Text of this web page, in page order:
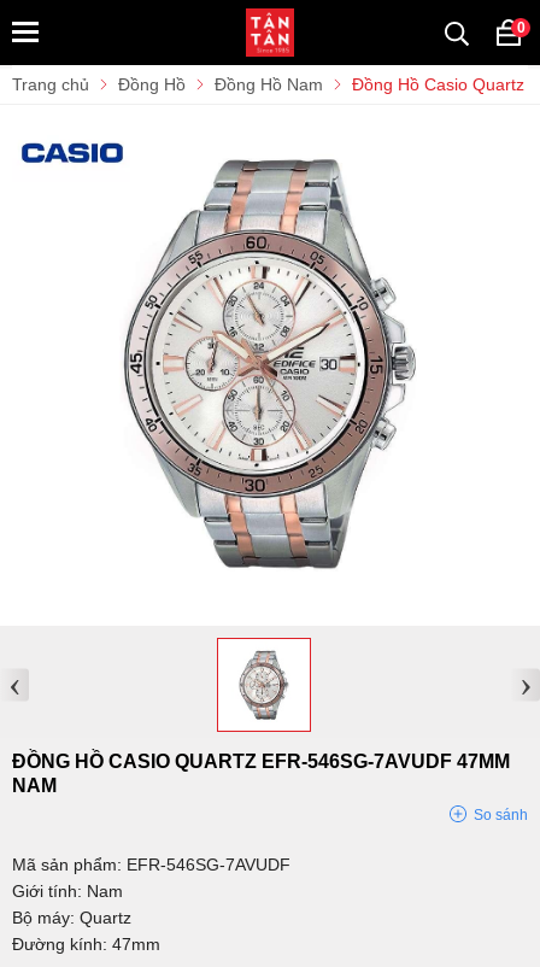
0
Trang chủ Đồng Hồ Đồng Hồ Nam Đồng Hồ Casio Quartz
‹ ›
ĐỒNG HỒ CASIO QUARTZ EFR-546SG-7AVUDF 47MM
NAM
So sánh
Mã sản phẩm: EFR-546SG-7AVUDF
Giới tính: Nam
Bộ máy: Quartz
Đường kính: 47mm